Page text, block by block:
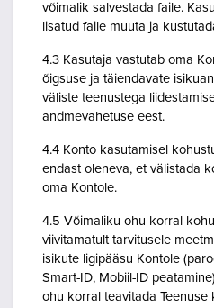
võimalik salvestada faile.
lisatud faile muuta ja
4.3 Kasutaja vastutab oma
õigsuse ja täiendavate
väliste teenustega
andmevahetuse eest.
4.4 Konto kasutamisel
endast oleneva, et välistada
oma Kontole.
4.5 Võimaliku ohu korral
viivitamatult tarvitusele
isikute ligipääsu Kontole
Smart-ID, Mobiil-ID
ohu korral teavitada Teenuse